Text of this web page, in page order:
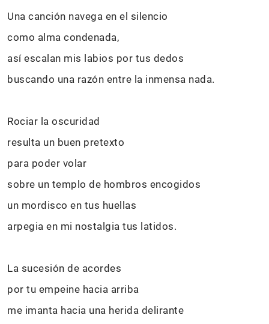
Una canción navega en el silencio
como alma condenada,
así escalan mis labios por tus dedos
buscando una razón entre la inmensa nada.
Rociar la oscuridad
resulta un buen pretexto
para poder volar
sobre un templo de hombros encogidos
un mordisco en tus huellas
arpegia en mi nostalgia tus latidos.
La sucesión de acordes
por tu empeine hacia arriba
me imanta hacia una herida delirante